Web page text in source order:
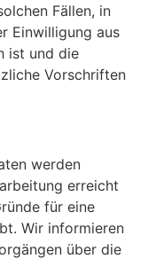
Fällen, in
Einwilligung aus
ist und die
Vorschriften
werden
erreicht
für eine
Wir informieren
über die